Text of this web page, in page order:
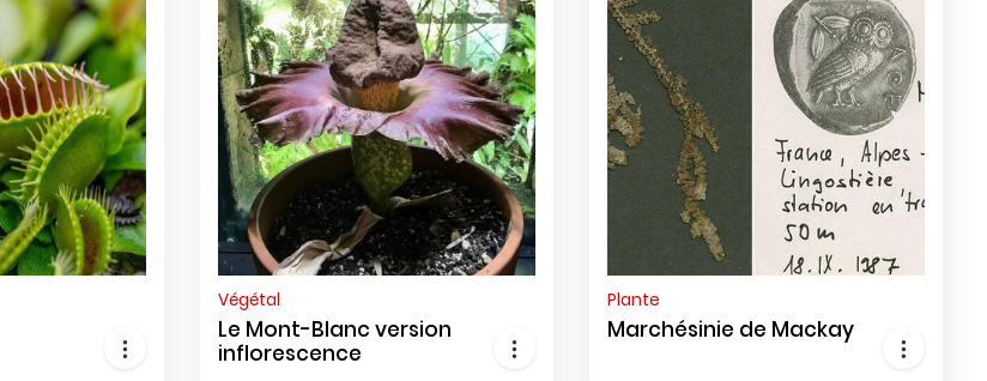
Végétal
Le Mont-Blanc version
inflorescence
Plante
Marchésinie de Mackay